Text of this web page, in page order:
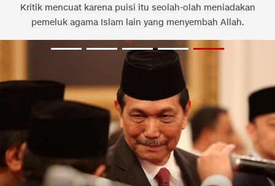
Kritik mencuat karena puisi itu seolah-olah meniadakan
pemeluk agama Islam lain yang menyembah Allah.